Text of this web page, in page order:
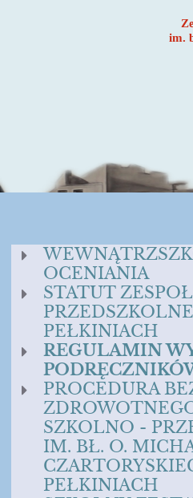
im.
DOKUMENTY
SZKOLNE
OCENIANIA
STATUT
PEŁKINIACH
REGULAMIN
PROCEDURA
SZKOLNO -
IM. BŁ. O.
PEŁKINIACH